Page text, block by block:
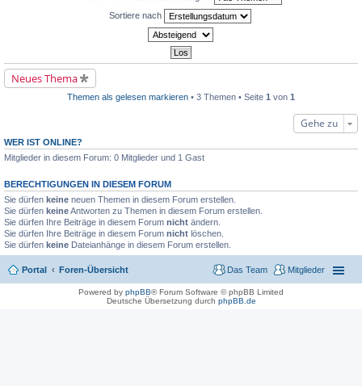
e
i
t
r
n
e
r
a
g
e
s
e
i
t
g
Sortiere nach
Neues Thema
Themen als gelesen markieren • 3 Themen • Seite 1 von 1
Gehe zu
WER IST ONLINE?
Mitglieder in diesem Forum: 0 Mitglieder und 1 Gast
BERECHTIGUNGEN IN DIESEM FORUM
Sie dürfen keine neuen Themen in diesem Forum erstellen.
Sie dürfen keineAntworten zu Themen in diesem Forum erstellen.
Sie dürfen Ihre Beiträge in diesem Forum nicht ändern.
Sie dürfen Ihre Beiträge in diesem Forum nicht löschen.
Sie dürfen keine Dateianhänge in diesem Forum erstellen.
Portal Foren-Übersicht Mitglieder
Das Team
Powered by phpBB® Forum Software © phpBB Limited
Deutsche Übersetzung durch phpBB.de